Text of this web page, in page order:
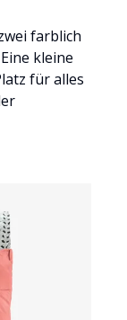
farblich
kleine
für alles